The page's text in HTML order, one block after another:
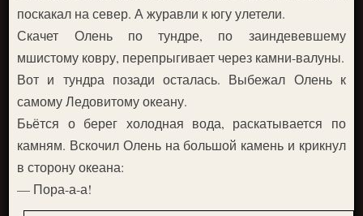
поскакал на север. А журавли к югу улетели.
Скачет Олень по тундре, по заиндевевшему
мшистому ковру, перепрыгивает через камни-валуны.
Вот и тундра позади осталась. Выбежал Олень к
самому Ледовитому океану.
Бьётся о берег холодная вода, раскатывается по
камням. Вскочил Олень на большой камень и крикнул
в сторону океана:
— Пора-а-а!